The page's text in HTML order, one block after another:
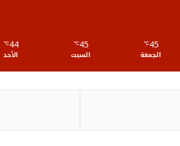
45
℃
الجمعة
45
℃
السبت
44
℃
الأحد